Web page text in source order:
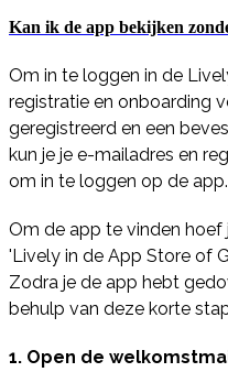
Kan ik de app bekijken
Om in te loggen in de
registratie en onboarding
geregistreerd en een
kun je je e-mailadres en
om in te loggen op de app.
Om de app te vinden hoef
'Lively in de App Store of
Zodra je de app hebt
behulp van deze korte
1. Open de